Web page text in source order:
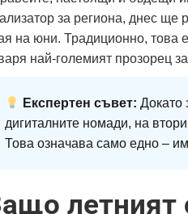
за региона, днес ще
на юни. Традиционно, това
най-големият прозорец
Експертен съвет: Докато
дигиталните номади, на
Това означава само едно –
летният